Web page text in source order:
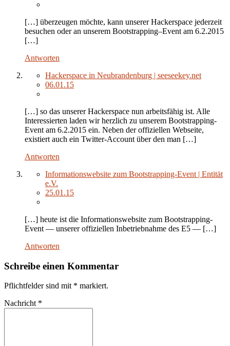
[…] über­zeu­gen möchte, kann unse­rer Hacker­space jeder­zeit
besu­chen oder an unse­rem Boot­strap­ping–Event am 6.2.2015
[…]
Antworten
Hackerspace in Neubrandenburg | seeseekey.net
06.01.15
[…] so das unserer Hackerspace nun arbeitsfähig ist. Alle
Interessierten laden wir herzlich zu unserem Bootstrapping-
Event am 6.2.2015 ein. Neben der offiziellen Webseite,
existiert auch ein Twitter-Account über den man […]
Antworten
Informationswebsite zum Bootstrapping-Event | Entität
e.V.
25.01.15
[…] heute ist die Informationswebsite zum Bootstrapping-
Event — unserer offiziellen Inbetriebnahme des E5 — […]
Antworten
Schreibe einen Kommentar
Pflichtfelder sind mit * markiert.
Nachricht *